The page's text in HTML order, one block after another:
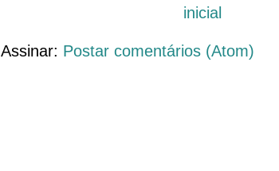
inicial
Assinar: Postar comentários (Atom)